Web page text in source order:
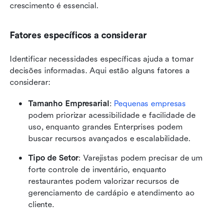
crescimento é essencial.
Fatores específicos a considerar
Identificar necessidades específicas ajuda a tomar
decisões informadas. Aqui estão alguns fatores a
considerar:
Tamanho Empresarial: Pequenas empresas
podem priorizar acessibilidade e facilidade de
uso, enquanto grandes Enterprises podem
buscar recursos avançados e escalabilidade.
Tipo de Setor: Varejistas podem precisar de um
forte controle de inventário, enquanto
restaurantes podem valorizar recursos de
gerenciamento de cardápio e atendimento ao
cliente.